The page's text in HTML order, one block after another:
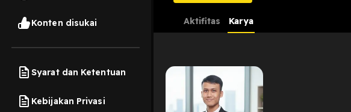
Konten disukai
Syarat dan Ketentuan
Kebijakan Privasi
Aktifitas Karya